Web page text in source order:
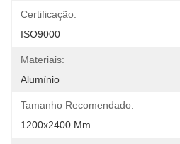
Certificação:
ISO9000
Materiais:
Alumínio
Tamanho Recomendado:
1200x2400 Mm